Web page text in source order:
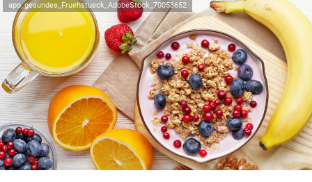
apo_gesundes_Fruehstueck_AdobeStock_70053652
Symbolbild